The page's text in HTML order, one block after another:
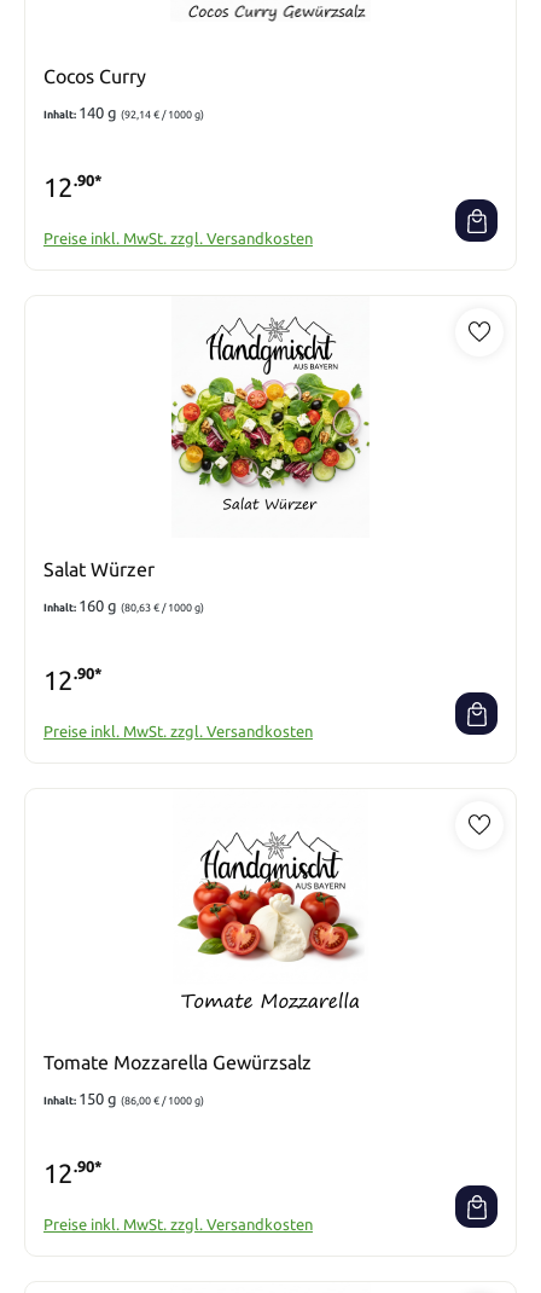
Cocos Curry
Inhalt: 140 g (92,14 € / 1000 g)
12 .90*
Preise inkl. MwSt. zzgl. Versandkosten
Salat Würzer
Inhalt: 160 g (80,63 € / 1000 g)
12 .90*
Preise inkl. MwSt. zzgl. Versandkosten
Tomate Mozzarella Gewürzsalz
Inhalt: 150 g (86,00 € / 1000 g)
12 .90*
Preise inkl. MwSt. zzgl. Versandkosten